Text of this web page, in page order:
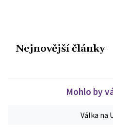
Nejnovější články
Mohlo by
Válka na